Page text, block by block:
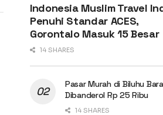
Indonesia Muslim Travel
Penuhi Standar ACES,
Gorontalo Masuk 15 Besar
14 SHARES
Pasar Murah di Biluhu
Dibanderol Rp 25 Ribu
14 SHARES